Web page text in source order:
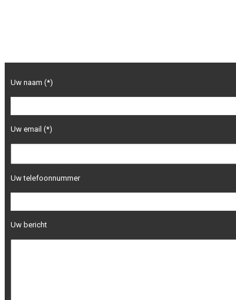
Uw naam (*)
Uw email (*)
Uw telefoonnummer
Uw bericht